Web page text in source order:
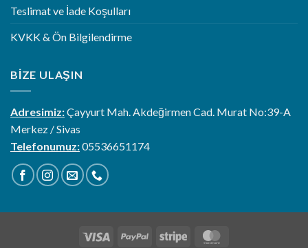
Teslimat ve İade Koşulları
KVKK & Ön Bilgilendirme
BIZE ULAŞIN
Adresimiz:Çayyurt Mah. Akdeğirmen Cad. Murat No:39-A
Merkez / Sivas
Telefonumuz:05536651174
Visa PayPal Stripe